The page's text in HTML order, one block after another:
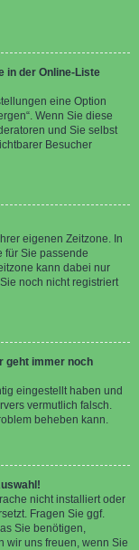
in der Online-Liste
eine Option
Wenn Sie diese
und Sie selbst
Besucher
eigenen Zeitzone. In
für Sie passende
kann dabei nur
noch nicht registriert
geht immer noch
eingestellt haben und
vermutlich falsch.
beheben kann.
nicht installiert oder
Fragen Sie ggf.
Sie benötigen,
wir uns freuen, wenn Sie